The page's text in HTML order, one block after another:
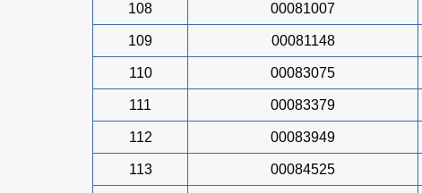
108 00081007
109 00081148
110 00083075
111 00083379
112 00083949
113 00084525